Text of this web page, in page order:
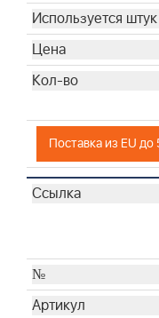
Поставка из EU